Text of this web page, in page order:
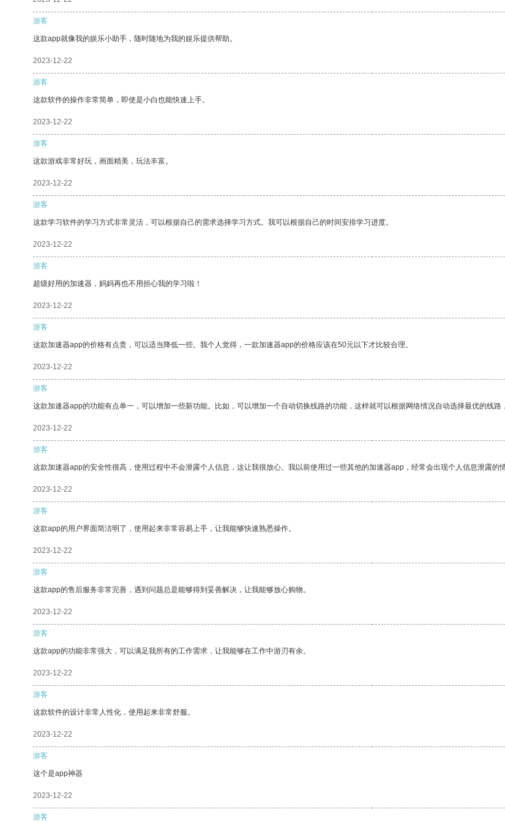
游客
这款app就像我的娱乐小助手，随时随地为我的娱乐提供帮助。
2023-12-22
游客
这款软件的操作非常简单，即使是小白也能快速上手。
2023-12-22
游客
这款游戏非常好玩，画面精美，玩法丰富。
2023-12-22
游客
这款学习软件的学习方式非常灵活，可以根据自己的需求选择学习方式。我可以根据自己的时间安排学习进度。
2023-12-22
游客
超级好用的加速器，妈妈再也不用担心我的学习啦！
2023-12-22
游客
这款加速器app的价格有点贵，可以适当降低一些。我个人觉得，一款加速器app的价格应该在50元以下才比较合理。
2023-12-22
游客
这款加速器app的功能有点单一，可以增加一些新功能。比如，可以增加一个自动切换线路的功能，这样就可以根据网络情况自动选择最优的线路
2023-12-22
游客
这款加速器app的安全性很高，使用过程中不会泄露个人信息，这让我很放心。我以前使用过一些其他的加速器app，经常会出现个人信息泄露的
2023-12-22
游客
这款app的用户界面简洁明了，使用起来非常容易上手，让我能够快速熟悉操作。
2023-12-22
游客
这款app的售后服务非常完善，遇到问题总是能够得到妥善解决，让我能够放心购物。
2023-12-22
游客
这款app的功能非常强大，可以满足我所有的工作需求，让我能够在工作中游刃有余。
2023-12-22
游客
这款软件的设计非常人性化，使用起来非常舒服。
2023-12-22
游客
这个是app神器
2023-12-22
游客